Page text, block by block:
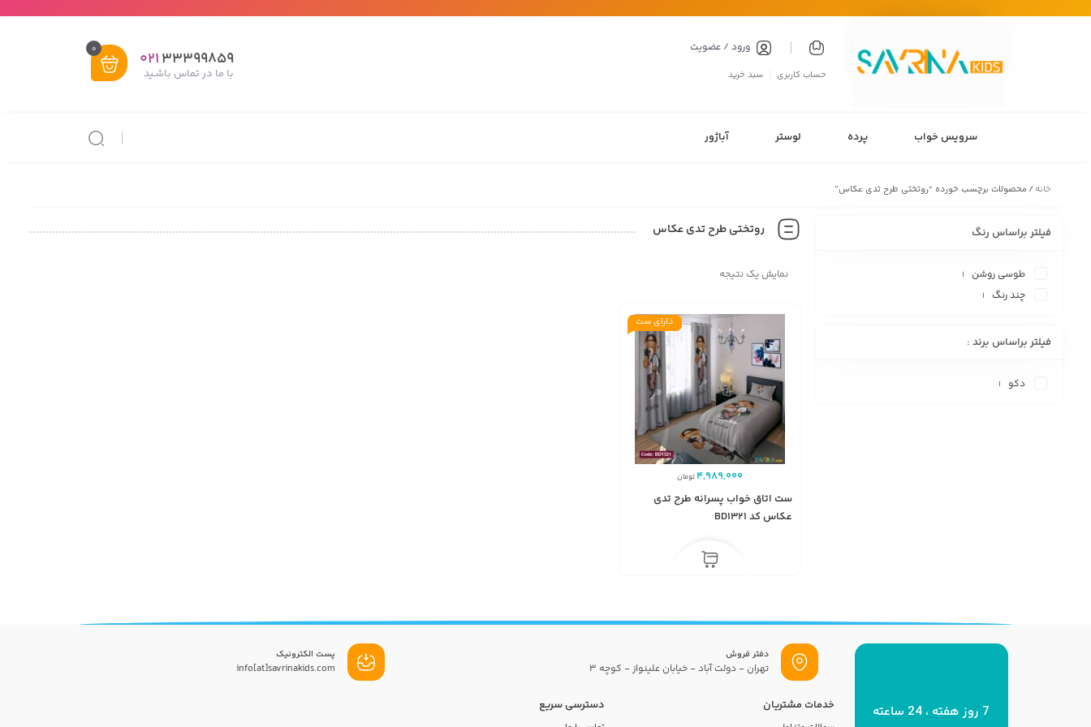
ورود / عضویت
حساب کاربری سبد خرید
33399859
021
با ما در تماس باشـید
0
سرویس خواب پرده لوستر آباژور
خانه/ محصولات برچسب خورده “روتختی طرح تدی عکاس”
روتختی طرح تدی عکاس
نمایش یک نتیجه
دارای ست
4,989,000تومان
ست اتاق خواب پسرانه طرح تدی
عکاس کد BD1321
فیلتر براساس رنگ
طوسی روشن 1
چند رنگ 1
فیلتر براساس برند :
دکو 1
دفتر فروش
تهران - دولت آباد - خیابان علینواز - کوچه 3
پست الکترونیک
info[at]savrinakids.com
7 روز هفته ، 24 ساعته
خدمات مشتریان دسترسی سریع